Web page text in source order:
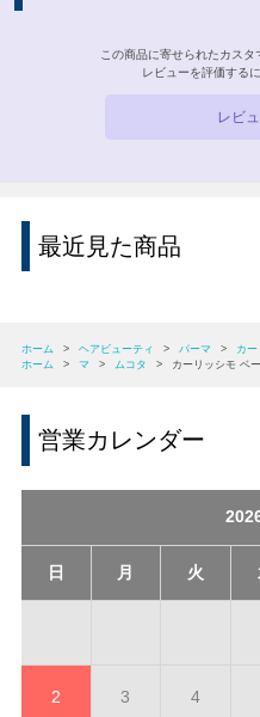
この商品に寄せられたカスタ
レビューを評価する
レビ
最近見た商品
ホーム > ヘアビューティ > パーマ > カ
ホーム
> マ > ムコタ > カーリッシモ ベ
営業カレンダー
日 月 火
2 3 4